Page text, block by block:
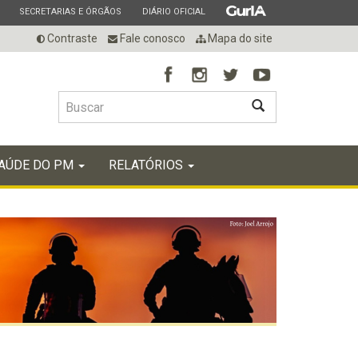
ESTADO
SECRETARIAS E ÓRGÃOS ESTADO
DIÁRIO OFICIAL ESTADO
Contraste Fale conosco Mapa do site
BUSCAR
DO PM RELATÓRIOS